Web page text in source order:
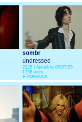
sombr
undressed
2025 | Ajouté le 05/07/25
1758 vues
► POP/ROCK